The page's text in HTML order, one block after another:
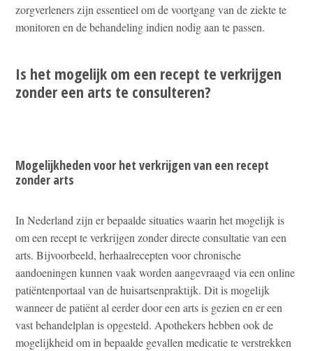
zorgverleners zijn essentieel om de voortgang van de ziekte te
monitoren en de behandeling indien nodig aan te passen.
Is het mogelijk om een recept te verkrijgen
zonder een arts te consulteren?
Mogelijkheden voor het verkrijgen van een recept
zonder arts
In Nederland zijn er bepaalde situaties waarin het mogelijk is
om een recept te verkrijgen zonder directe consultatie van een
arts. Bijvoorbeeld, herhaalrecepten voor chronische
aandoeningen kunnen vaak worden aangevraagd via een online
patiëntenportaal van de huisartsenpraktijk. Dit is mogelijk
wanneer de patiënt al eerder door een arts is gezien en er een
vast behandelplan is opgesteld. Apothekers hebben ook de
mogelijkheid om in bepaalde gevallen medicatie te verstrekken